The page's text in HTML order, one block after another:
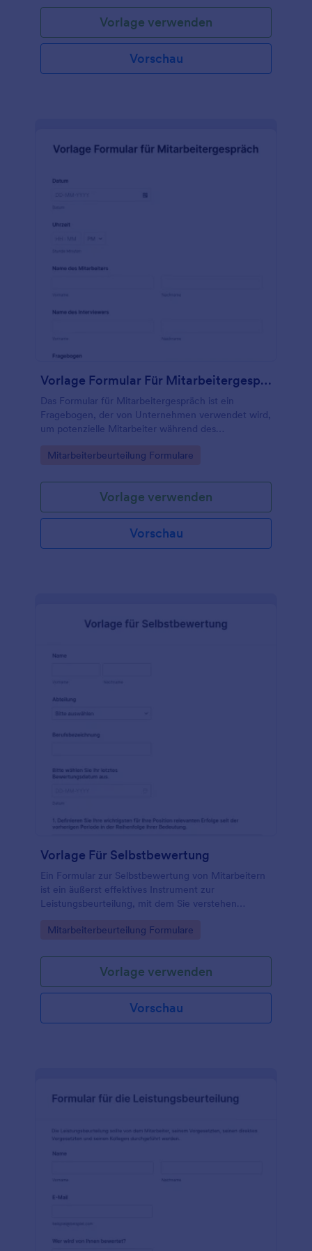
Vorlage verwenden
Vorschau
Vorlage Formular Für Mitarbeitergespräch
Das Formular für Mitarbeitergespräch ist ein
Fragebogen, der von Unternehmen verwendet wird,
um potenzielle Mitarbeiter während des
Go to Category:
Mitarbeiterbeurteilung Formulare
Vorlage verwenden
Vorschau
Vorlage Für Selbstbewertung
Ein Formular zur Selbstbewertung von Mitarbeitern
ist ein äußerst effektives Instrument zur
Leistungsbeurteilung, mit dem Sie verstehen
Beiträge bei der Arbeit sehen. Erstellen Sie Online-
unserer kostenlosen Vorlage zur Selbstbewertung!
Go to Category:
Mitarbeiterbeurteilung Formulare
Vorlage verwenden
Vorschau